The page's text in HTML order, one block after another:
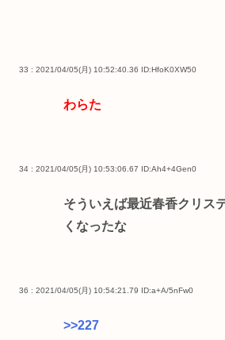
33 : 2021/04/05(月) 10:52:40.36 ID:HfoK0XW50
わらた
34 : 2021/04/05(月) 10:53:06.67 ID:Ah4+4Gen0
そういえば最近春香クリス
くなったな
36 : 2021/04/05(月) 10:54:21.79 ID:a+A/5nFw0
>>227